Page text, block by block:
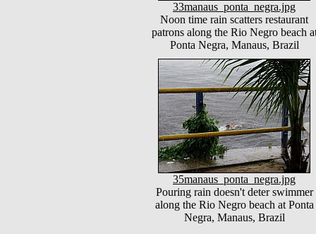
33manaus_ponta_negra.jpg
Noon time rain scatters restaurant
patrons along the Rio Negro beach
Ponta Negra, Manaus, Brazil
35manaus_ponta_negra.jpg
Pouring rain doesn't deter swimmer
along the Rio Negro beach at Ponta
Negra, Manaus, Brazil